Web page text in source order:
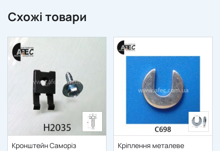
Схожі товари
Кронштейн Саморіз
Кріплення металеве